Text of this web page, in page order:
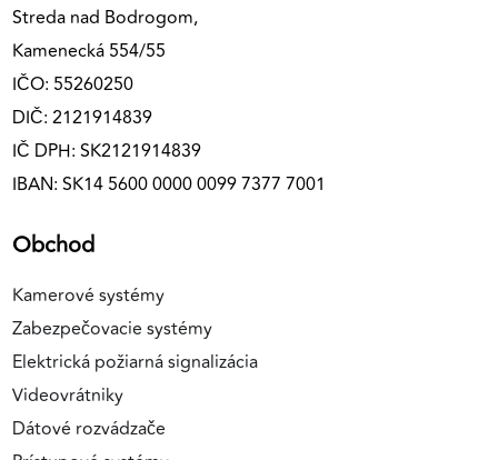
Streda nad Bodrogom,
Kamenecká 554/55
IČO: 55260250
DIČ: 2121914839
IČ DPH: SK2121914839
IBAN: SK14 5600 0000 0099 7377 7001
Obchod
Kamerové systémy
Zabezpečovacie systémy
Elektrická požiarná signalizácia
Videovrátniky
Dátové rozvádzače